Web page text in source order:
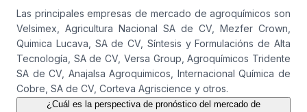
Las principales empresas de mercado de agroquímicos son
Velsimex, Agricultura Nacional SA de CV, Mezfer Crown,
Quimica Lucava, SA de CV, Síntesis y Formulacións de Alta
Tecnología, SA de CV, Versa Group, Agroquímicos Tridente
SA de CV, Anajalsa Agroquimicos, Internacional Química de
Cobre, SA de CV, Corteva Agriscience y otros.
¿Cuál es la perspectiva de pronóstico del mercado de